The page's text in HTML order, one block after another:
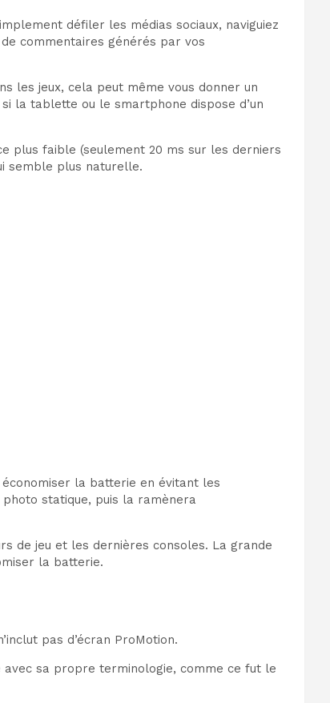
défiler les médias sociaux, naviguiez
commentaires générés par vos
les jeux, cela peut même vous donner un
la tablette ou le smartphone dispose d’un
plus faible (seulement 20 ms sur les derniers
semble plus naturelle.
la batterie en évitant les
statique, puis la ramènera
de jeu et les dernières consoles. La grande
la batterie.
pas d’écran ProMotion.
sa propre terminologie, comme ce fut le